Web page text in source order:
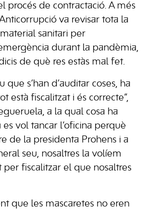
procés de contractació. A més
va revisar tota la
sanitari per
durant la pandèmia,
de què res estàs mal fet.
que s’han d’auditar coses, ha
està fiscalitzat i és correcte”,
a la qual cosa ha
vol tancar l’oficina perquè
de la presidenta Prohens i a
seu, nosaltres la volíem
per fiscalitzar el que nosaltres
que les mascaretes no eren